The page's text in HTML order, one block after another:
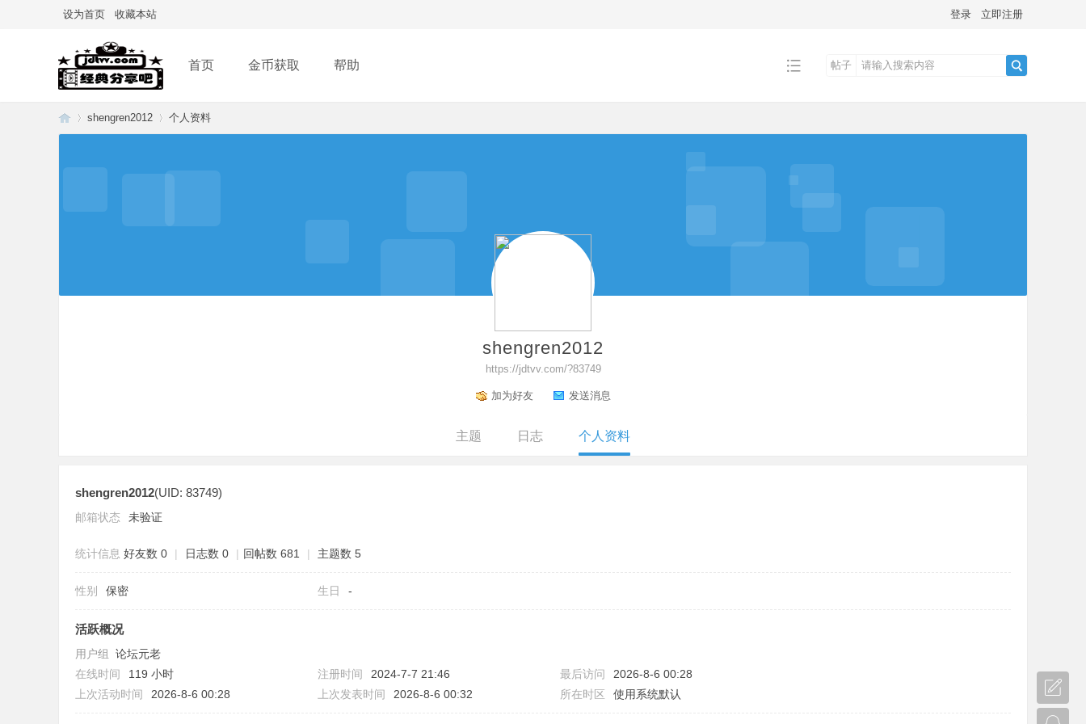
设为首页 收藏本站 登录 立即注册
首页 金币获取 帮助
帖子
shengren2012 个人资料
shengren2012
https://jdtvv.com/?83749
加为好友 发送消息
主题 日志 个人资料
shengren2012(UID: 83749)
邮箱状态 未验证
统计信息 好友数 0 | 日志数 0 | 回帖数 681 | 主题数 5
性别 保密 生日 -
活跃概况
用户组 论坛元老
在线时间
119 小时 注册时间 2024-7-7 21:46 最后访问
2026-8-6 00:28
上次活动时间
2026-8-6 00:28 上次发表时间 2026-8-6 00:32 所在时区 使用系统默认